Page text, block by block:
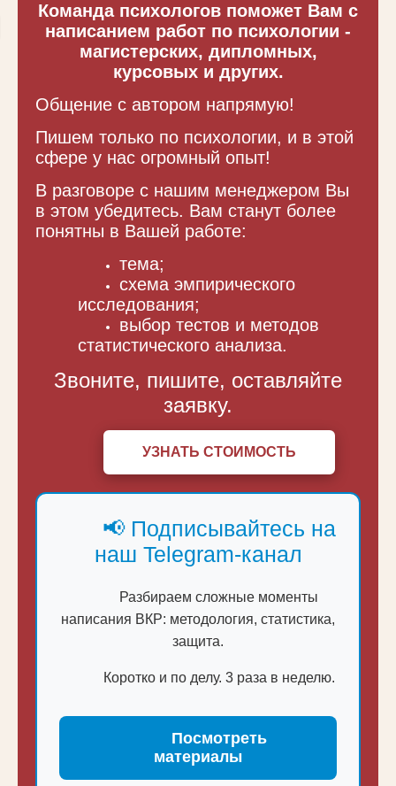
Команда психологов поможет Вам с
написанием работ по психологии -
магистерских, дипломных,
курсовых и других.
Общение с автором напрямую!
Пишем только по психологии, и в этой
сфере у нас огромный опыт!
В разговоре с нашим менеджером Вы
в этом убедитесь. Вам станут более
понятны в Вашей работе:
тема;
схема эмпирического
исследования;
выбор тестов и методов
статистического анализа.
Звоните, пишите, оставляйте
заявку.
УЗНАТЬ СТОИМОСТЬ
📢 Подписывайтесь на
наш Telegram-канал
Разбираем сложные моменты
написания ВКР: методология, статистика,
защита.
Коротко и по делу. 3 раза в неделю.
Посмотреть
материалы